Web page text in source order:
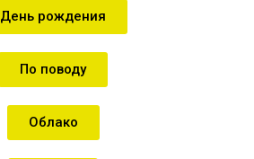
День рождения
По поводу
Облако